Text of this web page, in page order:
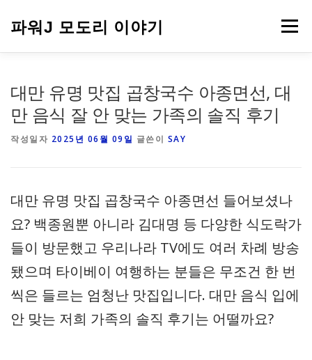
파워J 모도리 이야기 메뉴
대만 유명 맛집 곱창국수 아종면선, 대
만 음식 잘 안 맞는 가족의 솔직 후기
작성일자 2025년 06월 09일 글쓴이 SAY
대만 유명 맛집 곱창국수 아종면선 들어보셨나
요? 백종원뿐 아니라 김대명 등 다양한 식도락가
들이 방문했고 우리나라 TV에도 여러 차례 방송
됐으며 타이베이 여행하는 분들은 무조건 한 번
씩은 들르는 엄청난 맛집입니다. 대만 음식 입에
안 맞는 저희 가족의 솔직 후기는 어떨까요?